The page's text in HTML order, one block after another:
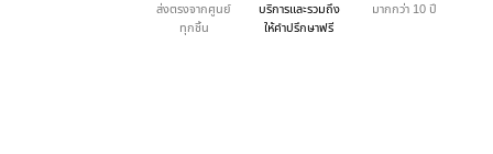
ส่งตรงจากศูนย์
ทุกชิ้น
บริการและรวมถึง
ให้คำปรึกษาฟรี
มากกว่า 10 ปี